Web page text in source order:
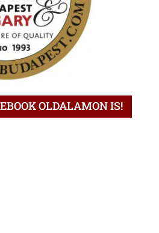
OLDALAMON IS!